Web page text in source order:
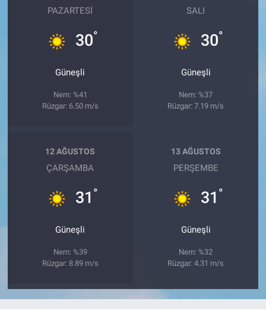
PAZARTESI
30°
Güneşli
Nem: %41
Rüzgar: 6.50 m/s
SALI
30°
Güneşli
Nem: %37
Rüzgar: 7.19 m/s
12 AĞUSTOS
ÇARŞAMBA
31 °
Güneşli
Nem: %39
Rüzgar: 8.89 m/s
13 AĞUSTOS
PERŞEMBE
31 °
Güneşli
Nem: %32
Rüzgar: 4.31 m/s